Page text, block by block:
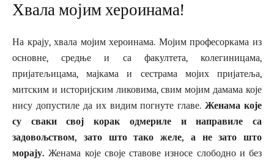
Хвала мојим хероинама!
На крају, хвала мојим хероинама. Мојим професоркама из
основне, средње и са факултета, колегиницама,
пријатељицама, мајкама и сестрама мојих пријатеља,
митским и историјским ликовима, свим мојим дамама које
нису допустиле да их видим погнуте главе.Женама које
су сваки свој корак одмериле и направиле са
задовољством, зато што тако желе, а не зато што
морају. Женама које своје ставове износе слободно и без